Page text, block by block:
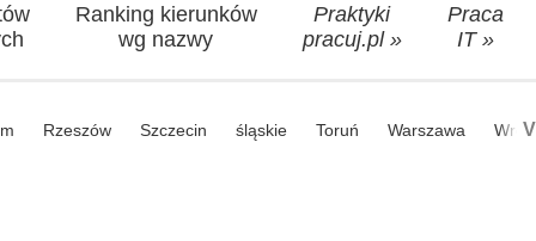
Ranking kierunków
wg nazwy
Praktyki
pracuj.pl »
Praca
IT »
Rzeszów Szczecin śląskie Toruń Warszawa V